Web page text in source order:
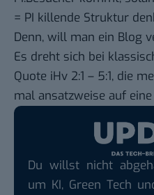
= PI killende Struktur
Denn, will man ein Blog
Es dreht sich bei
Quote iHv 2:1 – 5:1, die
mal ansatzweise auf eine
Du willst nicht
um KI, Green Tech